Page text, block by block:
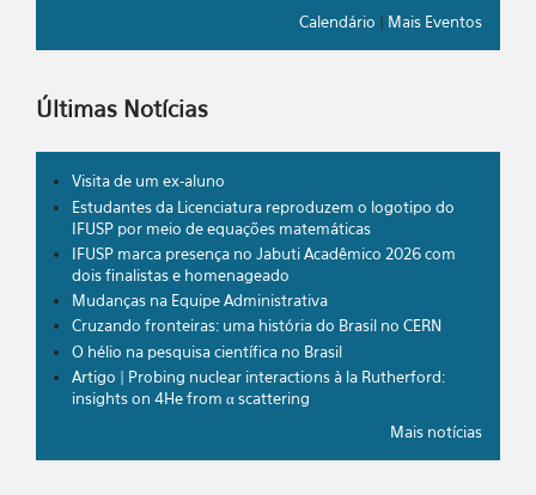
Calendário | Mais Eventos
Últimas Notícias
Visita de um ex-aluno
Estudantes da Licenciatura reproduzem o logotipo do
IFUSP por meio de equações matemáticas
IFUSP marca presença no Jabuti Acadêmico 2026 com
dois finalistas e homenageado
Mudanças na Equipe Administrativa
Cruzando fronteiras: uma história do Brasil no CERN
O hélio na pesquisa científica no Brasil
Artigo | Probing nuclear interactions à la Rutherford:
insights on 4He from α scattering
Mais notícias